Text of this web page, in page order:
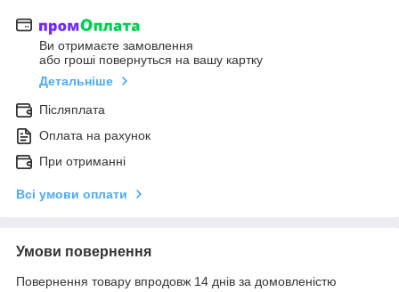
Ви отримаєте замовлення
або гроші повернуться на вашу картку
Детальніше
Післяплата
Оплата на рахунок
При отриманні
Всі умови оплати
Умови повернення
Повернення товару впродовж 14 днів за домовленістю